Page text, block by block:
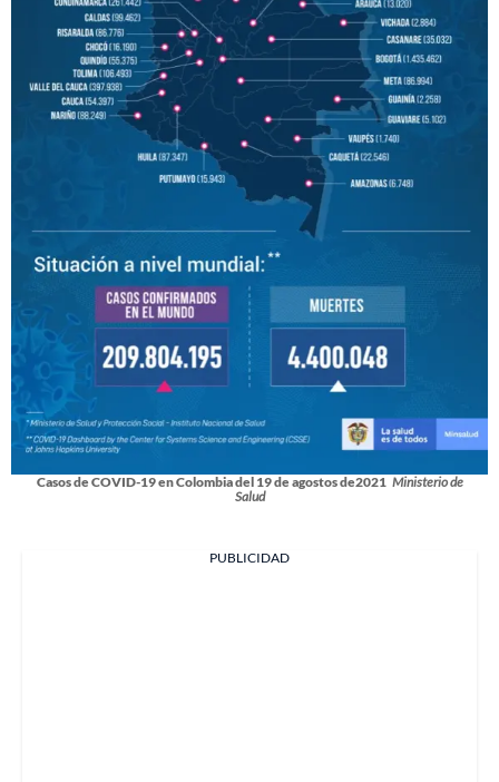
Casos de COVID-19 en Colombia del 19 de agostos de2021 Ministerio de
Salud
PUBLICIDAD